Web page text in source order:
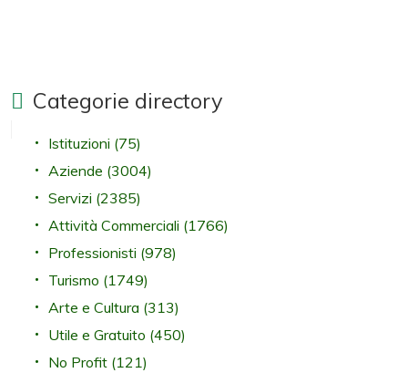
Categorie directory
Istituzioni (75)
Aziende (3004)
Servizi (2385)
Attività Commerciali (1766)
Professionisti (978)
Turismo (1749)
Arte e Cultura (313)
Utile e Gratuito (450)
No Profit (121)